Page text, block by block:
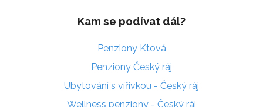
Kam se podívat dál?
Penziony Ktová
Penziony Český ráj
Ubytování s vířivkou - Český ráj
Wellness penziony - Český ráj